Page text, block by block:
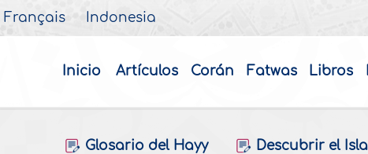
Français Indonesia
Inicio Artículos Corán Fatwas Libros
Glosario del Hayy Descubrir el